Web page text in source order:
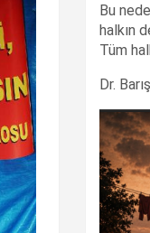
Bu
halkın
Tüm
Dr.